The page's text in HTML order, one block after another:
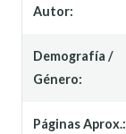
Autor:
Demografía /
Género:
Páginas Aprox.: